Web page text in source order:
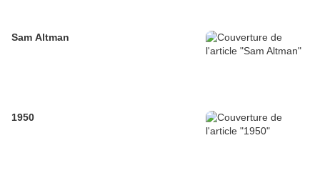
Sam Altman
1950